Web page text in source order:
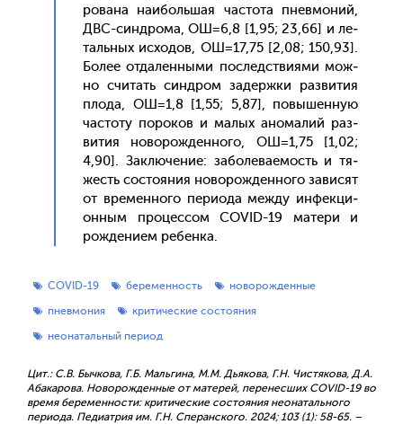
рова­на на­иболь­шая час­то­та пнев­мо­ний,
ДВС-син­дро­ма, ОШ=6,8 [1,95; 23,66] и ле­
таль­ных ис­хо­дов, ОШ=17,75 [2,08; 150,93].
Бо­лее от­да­лен­ны­ми пос­ледс­тви­ями мож­
но счи­тать син­дром за­дер­жки раз­ви­тия
пло­да, ОШ=1,8 [1,55; 5,87], по­вышен­ную
час­то­ту по­роков и ма­лых ано­малий раз­
ви­тия но­ворож­денно­го, ОШ=1,75 [1,02;
4,90]. Зак­лю­чение: за­боле­ва­емость и тя­
жесть сос­то­яния но­ворож­денно­го за­висят
от вре­мен­но­го пе­ри­ода меж­ду ин­фекци­
он­ным про­цес­сом COVID-19 ма­тери и
рож­де­ни­ем ре­бен­ка.
COVID-19 беременность
новорожденные
пневмония
критические состояния
неонатальный период
Цит.: С.В. Бычкова, Г.Б. Мальгина, М.М. Дьякова, Г.Н. Чистякова, Д.А.
Абакарова. Новорожденные от матерей, перенесших COVID-19 во
время беременности: критические состояния неонатального
периода. Педиатрия им. Г.Н. Сперанского. 2024; 103 (1): 58-65. –